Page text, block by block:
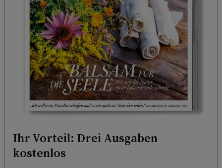
Ihr Vorteil: Drei Ausgaben
kostenlos